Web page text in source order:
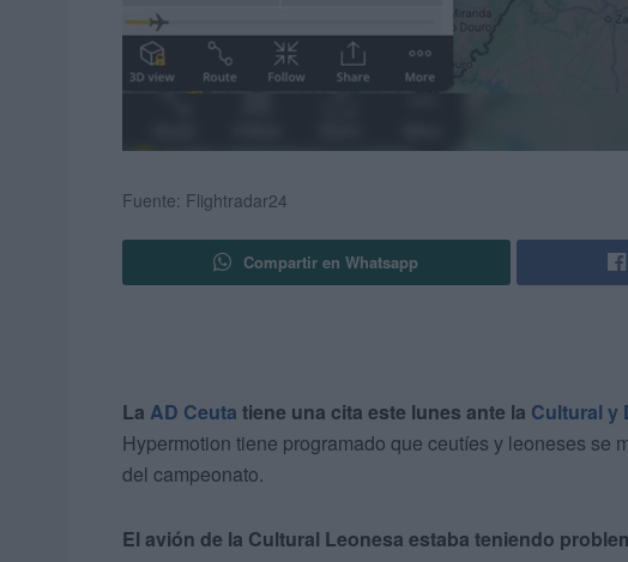
Fuente: Flightradar24
Compartir en Whatsapp
La AD Ceuta tiene una cita este lunes ante la Cultural y
Hypermotion tiene programado que ceutíes y leoneses se
del campeonato.
El avión de la Cultural Leonesa estaba teniendo